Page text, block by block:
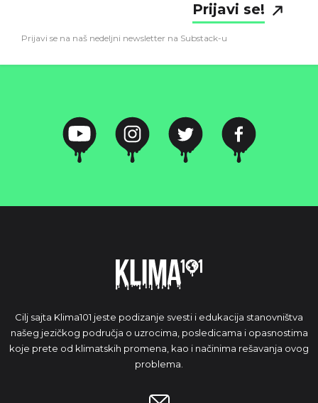
Prijavi se!
Prijavi se na naš nedeljni newsletter na Substack-u
Cilj sajta Klima101 jeste podizanje svesti i edukacija stanovništva
našeg jezičkog područja o uzrocima, posledicama i opasnostima
koje prete od klimatskih promena, kao i načinima rešavanja ovog
problema.